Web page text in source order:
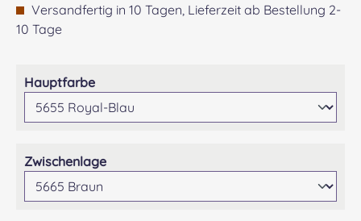
Versandfertig in 10 Tagen, Lieferzeit ab Bestellung 2-
10 Tage
Hauptfarbeauswählen
Zwischenlageauswählen